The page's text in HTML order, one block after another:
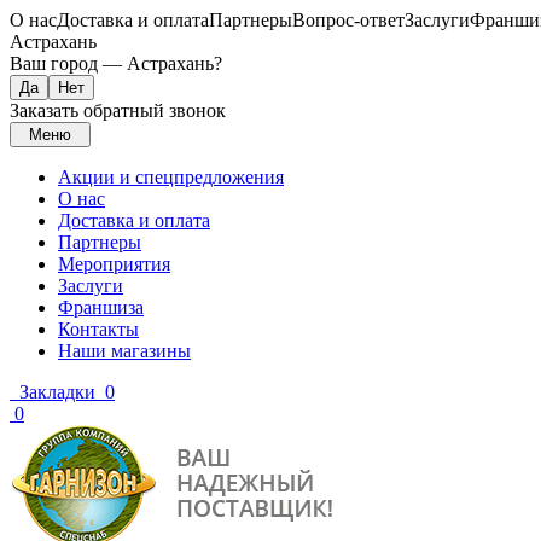
О насДоставка и оплатаПартнерыВопрос-ответЗаслуги
Астрахань
Ваш город — Астрахань?
Заказать обратный звонок
Меню
Акции и спецпредложения
О нас
Доставка и оплата
Партнеры
Мероприятия
Заслуги
Франшиза
Контакты
Наши магазины
Закладки 0
0